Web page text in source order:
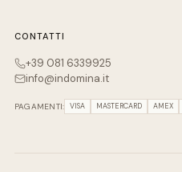
CONTATTI
+39 081 6339925
info@indomina.it
PAGAMENTI: VISA MASTERCARD AMEX